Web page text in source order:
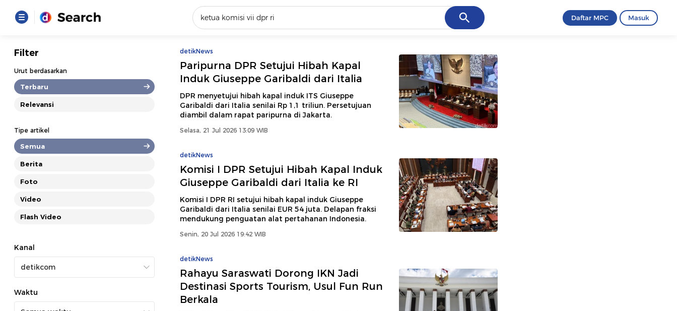
Cancel
Loading...
Promoted
Daftar MPC Masuk
Filter
Urut berdasarkan
Terbaru
Relevansi
Tipe artikel
Semua
Berita
Foto
Video
Flash Video
Kanal
Waktu
detikNews
Paripurna DPR Setujui Hibah Kapal
Induk Giuseppe Garibaldi dari Italia
DPR menyetujui hibah kapal induk ITS Giuseppe
Garibaldi dari Italia senilai Rp 1,1 triliun. Persetujuan
diambil dalam rapat paripurna di Jakarta.
Selasa, 21 Jul 2026 13:09 WIB
detikNews
Komisi I DPR Setujui Hibah Kapal Induk
Giuseppe Garibaldi dari Italia ke RI
Komisi I DPR RI setujui hibah kapal induk Giuseppe
Garibaldi dari Italia senilai EUR 54 juta. Delapan fraksi
mendukung penguatan alat pertahanan Indonesia.
Senin, 20 Jul 2026 19:42 WIB
detikNews
Rahayu Saraswati Dorong IKN Jadi
Destinasi Sports Tourism, Usul Fun Run
Berkala